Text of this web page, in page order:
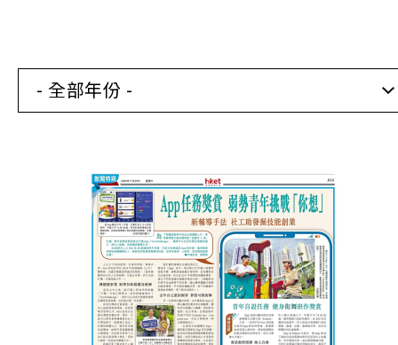
相關報導
關於本會
聯絡我們
- 全部年份 -